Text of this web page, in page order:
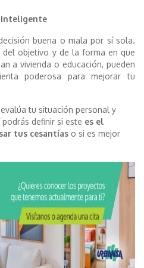
inteligente
buena o mala por sí sola.
del objetivo y de la forma en que
a vivienda o educación, pueden
poderosa para mejorar tu
tu situación personal y
definir si este es el
tus cesantías o si es mejor